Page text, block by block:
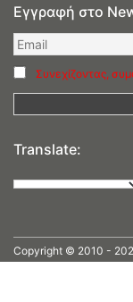
Εγγραφή στο
Συνεχίζοντας,
Translate:
Copyright © 2010 -